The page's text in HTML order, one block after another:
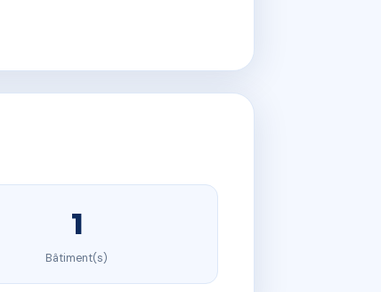
1
Bâtiment(s)